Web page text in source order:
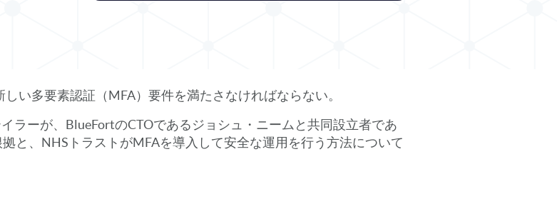
い多要素認証（MFA）要件を満たさなければならない。
ラーが、BlueFortのCTOであるジョシュ・ニームと共同設立者であ
と、NHSトラストがMFAを導入して安全な運用を行う方法について